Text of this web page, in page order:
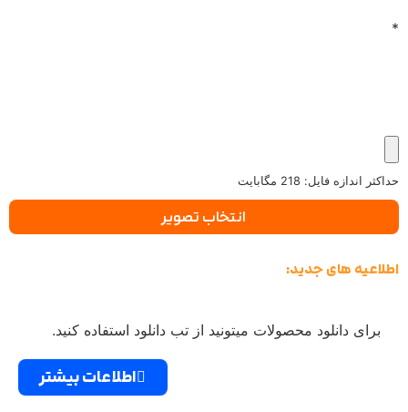
حداکثر اندازه فایل: 218 مگابایت
انتخاب تصویر
اطلاعیه های جدید:
برای دانلود محصولات میتونید از تب دانلود استفاده کنید.
اطلاعات بیشتر